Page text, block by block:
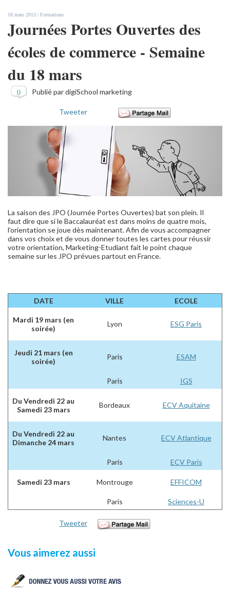
18 mars 2013 | Formations
Journées Portes Ouvertes des
écoles de commerce - Semaine
du 18 mars
Publié par digiSchool marketing
0
Tweeter
La saison des JPO (Journée Portes Ouvertes) bat son plein. Il
faut dire que si le Baccalauréat est dans moins de quatre mois,
l’orientation se joue dès maintenant. Afin de vous accompagner
dans vos choix et de vous donner toutes les cartes pour réussir
votre orientation, Marketing-Etudiant fait le point chaque
semaine sur les JPO prévues partout en France.
DATE VILLE ECOLE
Mardi 19 mars (en
soirée)
Lyon ESG Paris
Jeudi 21 mars (en
soirée)
Paris ESAM
Paris IGS
Du Vendredi 22 au
Samedi 23 mars
Bordeaux ECV Aquitaine
Du Vendredi 22 au
Dimanche 24 mars
Nantes ECV Atlantique
Paris ECV Paris
Samedi 23 mars Montrouge EFFICOM
Paris Sciences-U
Tweeter
Vous aimerez aussi